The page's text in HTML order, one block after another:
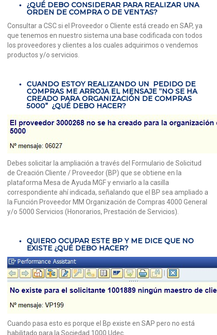
¿QUÉ DEBO CONSIDERAR PARA REALIZAR UNA
ORDEN DE COMPRA O DE VENTAS?
Consultar a CSC si el Proveedor o Cliente está creado en SAP, ya
que tenemos en nuestro sistema una base codificada con todos
los proveedores y clientes a los cuales adquirimos o vendemos
productos y/o servicios.
CUANDO ESTOY REALIZANDO UN PEDIDO DE
COMPRAS ME ARROJA EL MENSAJE “NO SE HA
CREADO PARA ORGANIZACIÓN DE COMPRAS
5000” ¿QUÉ DEBO HACER?
Debes solicitar la ampliación a través del Formulario de Solicitud
de Creación Cliente / Proveedor (BP) que se obtiene en la
plataforma Mesa de Ayuda MGF y enviarlo a la casilla
correspondiente ahí indicada, señalando que el BP sea ampliado a
la Función Proveedor MM Organización de Compras 4000 General
y/o 5000 Servicios (Honorarios, Prestación de Servicios).
QUIERO OCUPAR ESTE BP Y ME DICE QUE NO
EXISTE ¿QUÉ DEBO HACER?
Cuando pasa esto es porque el Bp existe en SAP pero no está
habilitado para la Sociedad 1000 Udec.